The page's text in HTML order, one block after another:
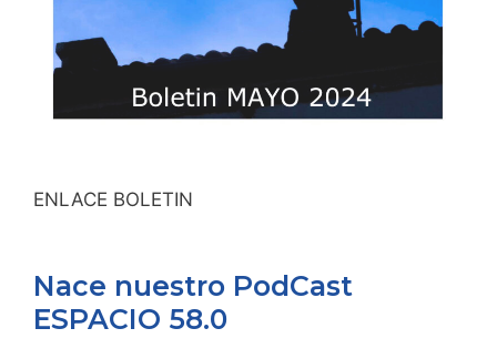
ENLACE BOLETIN
Nace nuestro PodCast
ESPACIO 58.0